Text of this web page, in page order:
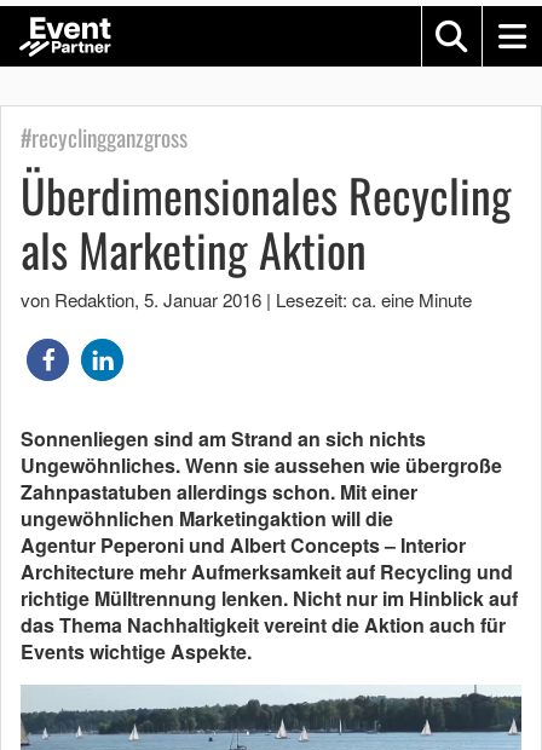
#recyclingganzgross
Überdimensionales Recycling
als Marketing Aktion
von Redaktion, 5. Januar 2016 | Lesezeit: ca. eine Minute
Sonnenliegen sind am Strand an sich nichts
Ungewöhnliches. Wenn sie aussehen wie übergroße
Zahnpastatuben allerdings schon. Mit einer
ungewöhnlichen Marketingaktion will die
Agentur Peperoni und Albert Concepts – Interior
Architecture mehr Aufmerksamkeit auf Recycling und
richtige Mülltrennung lenken. Nicht nur im Hinblick auf
das Thema Nachhaltigkeit vereint die Aktion auch für
Events wichtige Aspekte.